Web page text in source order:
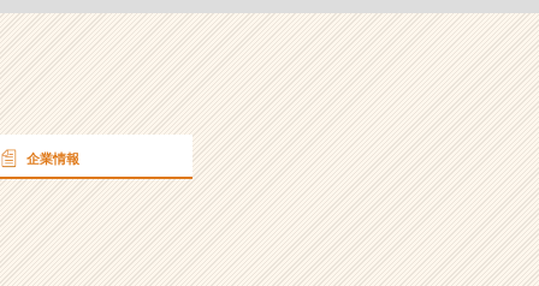
企業情報